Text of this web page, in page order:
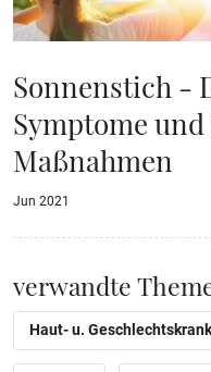
Sonnenstich -
Symptome
Maßnahmen
Jun 2021
verwandte
Haut- u.